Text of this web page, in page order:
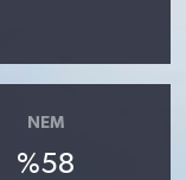
NEM
%58